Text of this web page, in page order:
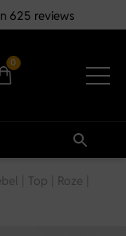
625 reviews
0
| Top | Roze |